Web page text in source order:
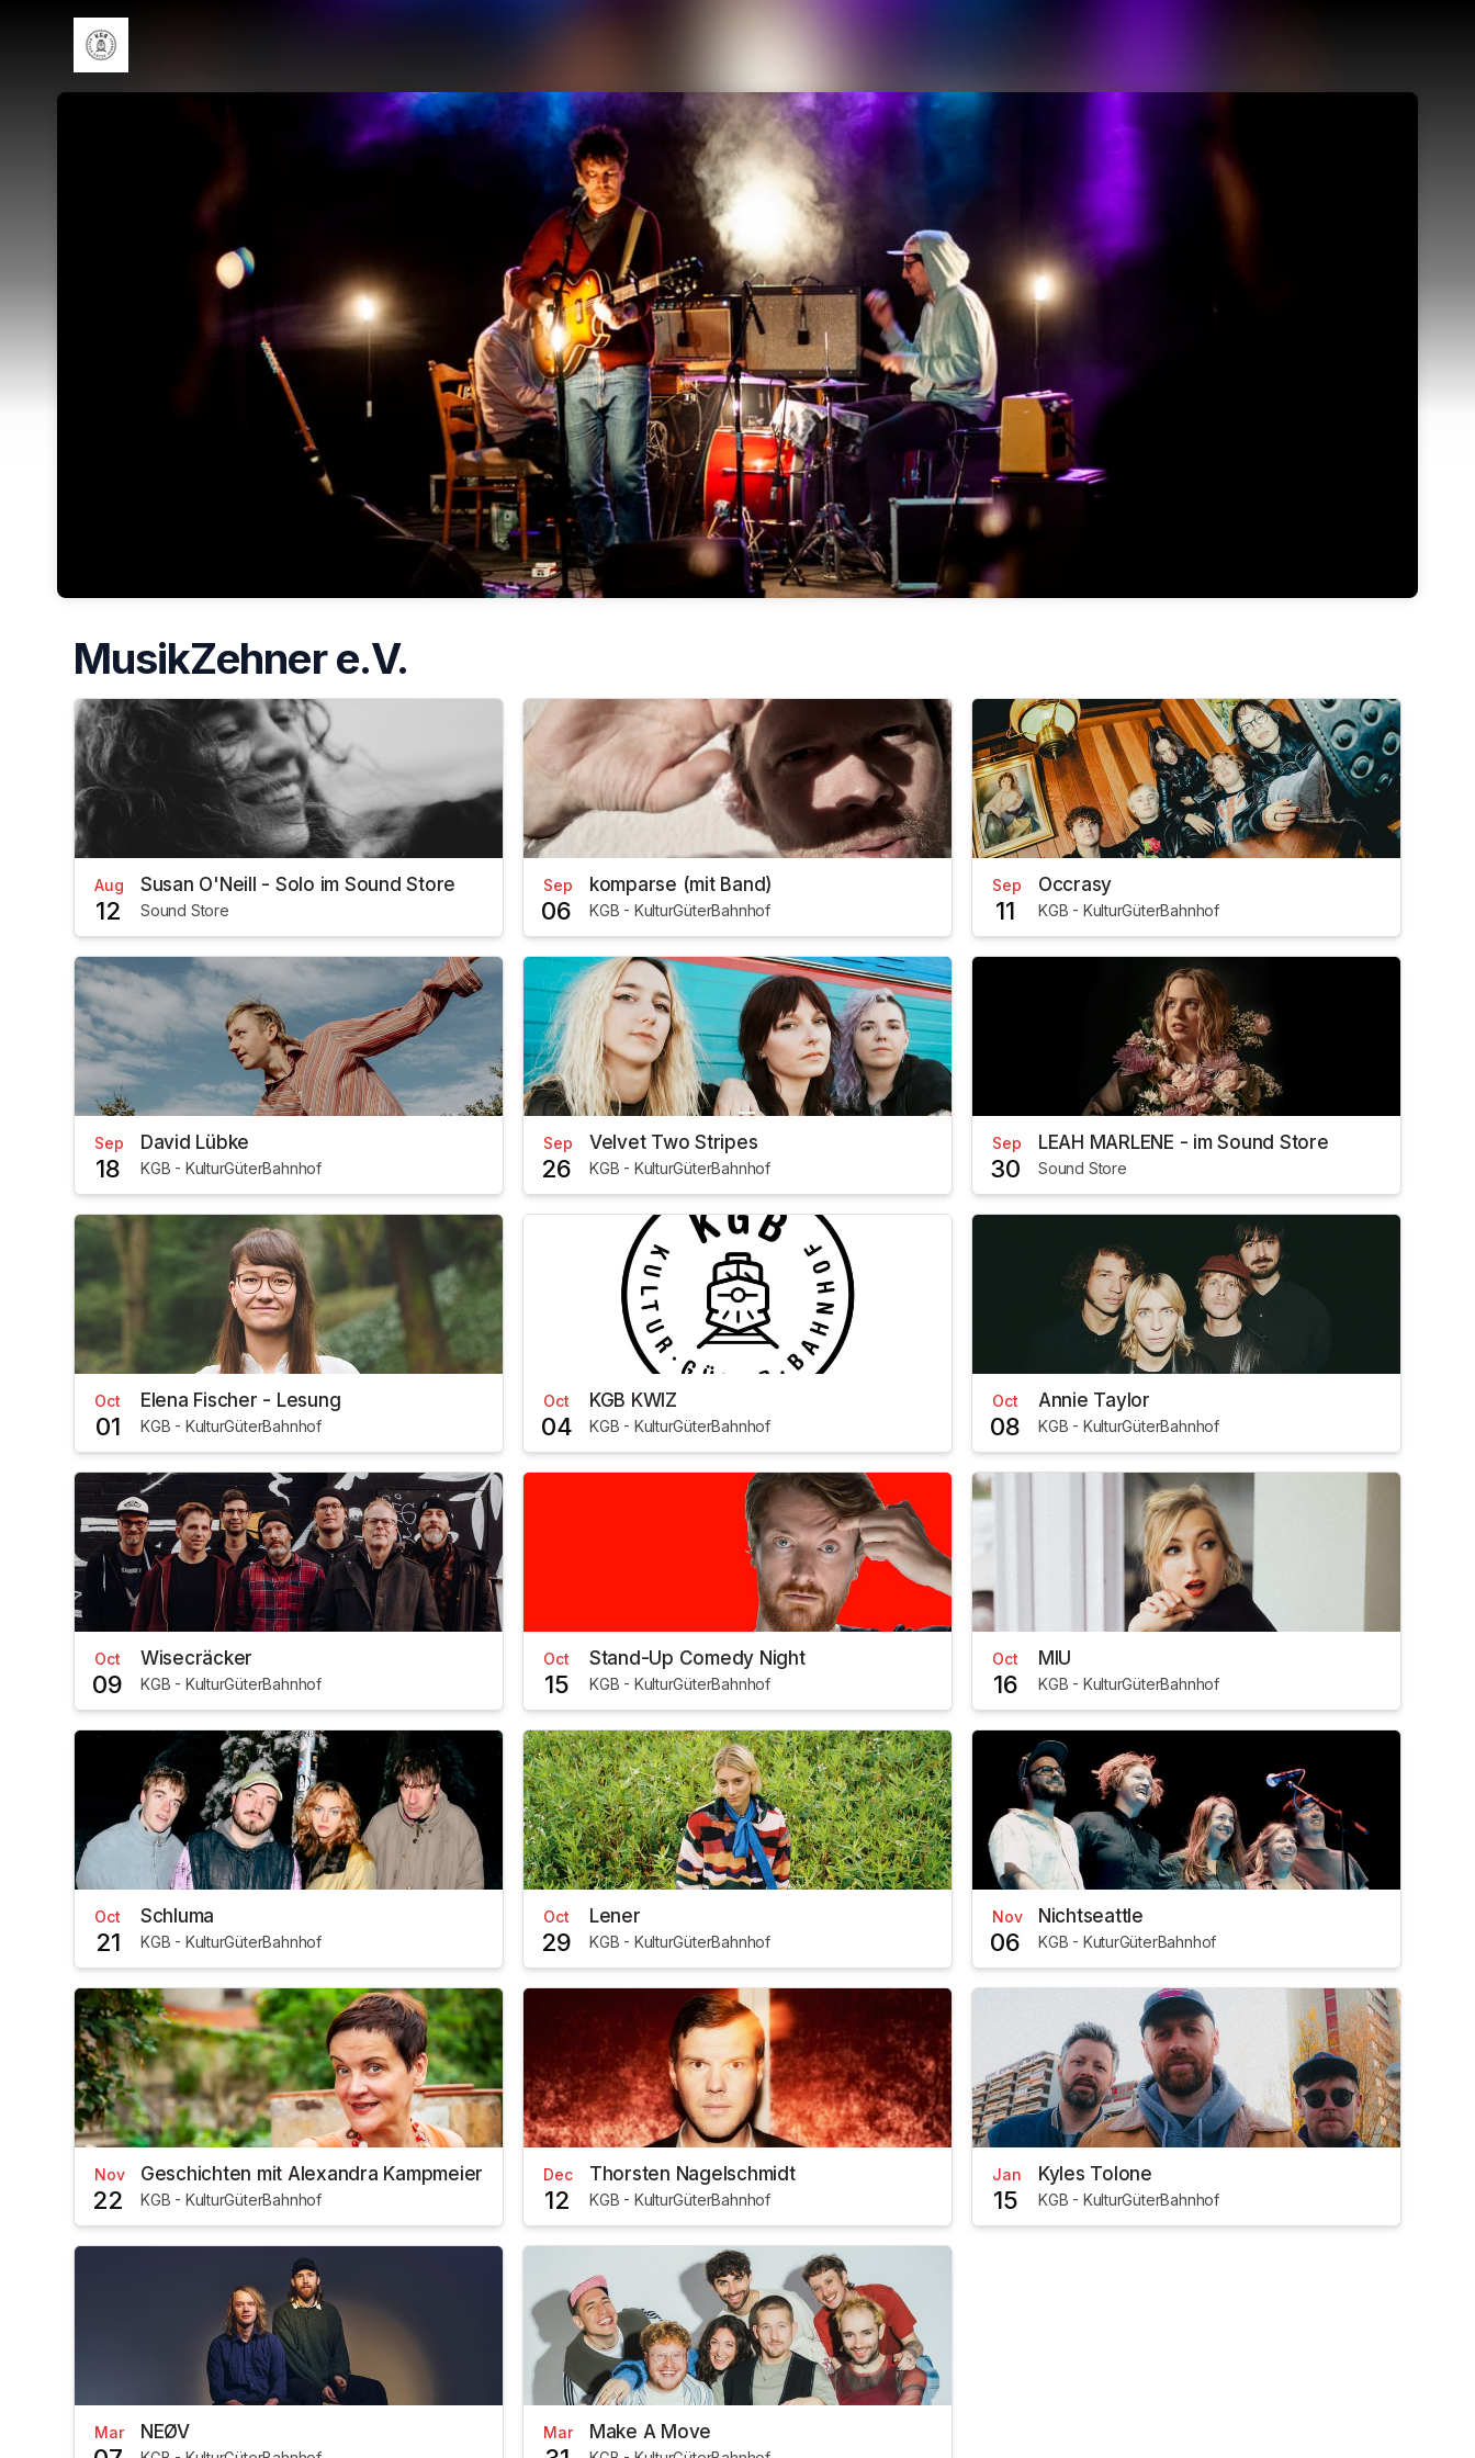
Skip header
MusikZehner e.V.
Aug
12
Susan O'Neill - Solo im Sound Store
Sound Store
Sep
06
komparse (mit Band)
KGB - KulturGüterBahnhof
Sep
11
Occrasy
KGB - KulturGüterBahnhof
Sep
18
David Lübke
KGB - KulturGüterBahnhof
Sep
26
Velvet Two Stripes
KGB - KulturGüterBahnhof
Sep
30
LEAH MARLENE - im Sound Store
Sound Store
Oct
01
Elena Fischer - Lesung
KGB - KulturGüterBahnhof
Oct
04
KGB KWIZ
KGB - KulturGüterBahnhof
Oct
08
Annie Taylor
KGB - KulturGüterBahnhof
Oct
09
Wisecräcker
KGB - KulturGüterBahnhof
Oct
15
Stand-Up Comedy Night
KGB - KulturGüterBahnhof
Oct
16
MIU
KGB - KulturGüterBahnhof
Oct
21
Schluma
KGB - KulturGüterBahnhof
Oct
29
Lener
KGB - KulturGüterBahnhof
Nov
06
Nichtseattle
KGB - KuturGüterBahnhof
Nov
22
Geschichten mit Alexandra Kampmeier
KGB - KulturGüterBahnhof
Dec
12
Thorsten Nagelschmidt
KGB - KulturGüterBahnhof
Jan
15
Kyles Tolone
KGB - KulturGüterBahnhof
Mar NEØV Mar Make A Move